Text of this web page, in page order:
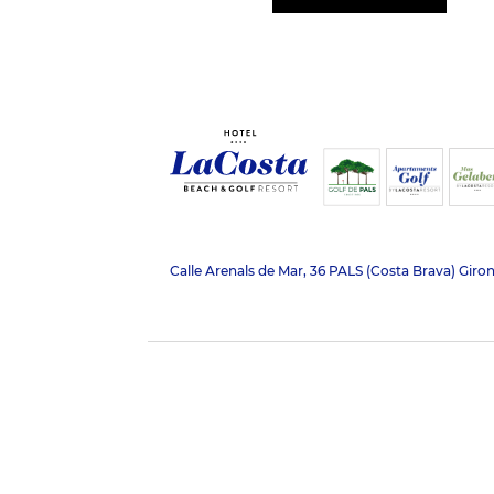
Calle Arenals de Mar, 36 PALS (Costa Brava)